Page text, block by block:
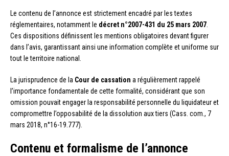
Le contenu de l’annonce est strictement encadré par les textes
réglementaires, notamment le décret n°2007-431 du 25 mars 2007
Ces dispositions définissent les mentions obligatoires devant figurer
dans l’avis, garantissant ainsi une information complète et uniforme sur
tout le territoire national.
La jurisprudence de la Cour de cassation a régulièrement rappelé
l’importance fondamentale de cette formalité, considérant que son
omission pouvait engager la responsabilité personnelle du liquidateur et
compromettre l’opposabilité de la dissolution aux tiers (Cass. com., 7
mars 2018, n°16-19.777).
Contenu et formalisme de l’annonce